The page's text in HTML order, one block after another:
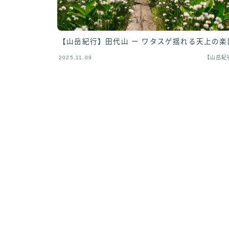
【山岳紀行】田代山 ー ワタスゲ揺れる天上の楽
2025.11.09 【山岳紀